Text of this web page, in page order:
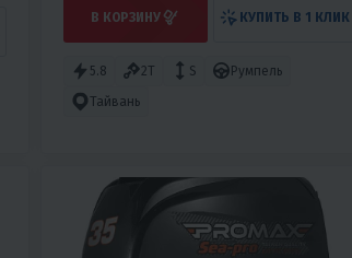
В КОРЗИНУ КУПИТЬ В 1 КЛИК
5.8 2T S
Румпель
Тайвань